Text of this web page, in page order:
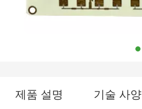
제품 설명 기술 사양